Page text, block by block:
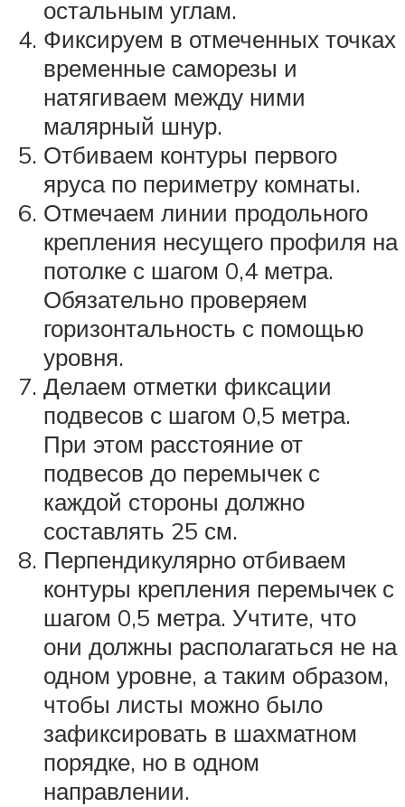
остальным углам.
Фиксируем в отмеченных точках
временные саморезы и
натягиваем между ними
малярный шнур.
Отбиваем контуры первого
яруса по периметру комнаты.
Отмечаем линии продольного
крепления несущего профиля на
потолке с шагом 0,4 метра.
Обязательно проверяем
горизонтальность с помощью
уровня.
Делаем отметки фиксации
подвесов с шагом 0,5 метра.
При этом расстояние от
подвесов до перемычек с
каждой стороны должно
составлять 25 см.
Перпендикулярно отбиваем
контуры крепления перемычек с
шагом 0,5 метра. Учтите, что
они должны располагаться не на
одном уровне, а таким образом,
чтобы листы можно было
зафиксировать в шахматном
порядке, но в одном
направлении.